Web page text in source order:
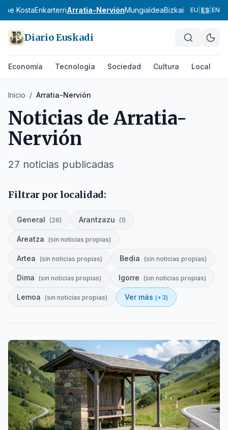
KostaEnkarterriArratia-NerviónMungialdeaBizkaia Gipuzkoa
EU ES EN
Diario Euskadi
Economía Tecnología Sociedad Cultura Local
Inicio / Arratia-Nervión
Noticias de Arratia-
Nervión
27 noticias publicadas
Filtrar por localidad:
General (26) Arantzazu (1)
Areatza (sin noticias propias)
Artea (sin noticias propias) Bedia (sin noticias propias)
Dima (sin noticias propias) Igorre (sin noticias propias)
Lemoa (sin noticias propias) Ver más (+3)